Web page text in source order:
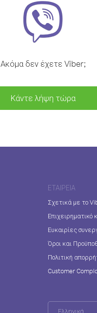
Ακόμα δεν έχετε Viber;
Κάντε λήψη τώρα
ΕΤΑΙΡΕΊΑ
Σχετικά με το
Επιχειρηματικό
Ευκαιρίες
Όροι και
Πολιτική
Customer
Ελληνικά